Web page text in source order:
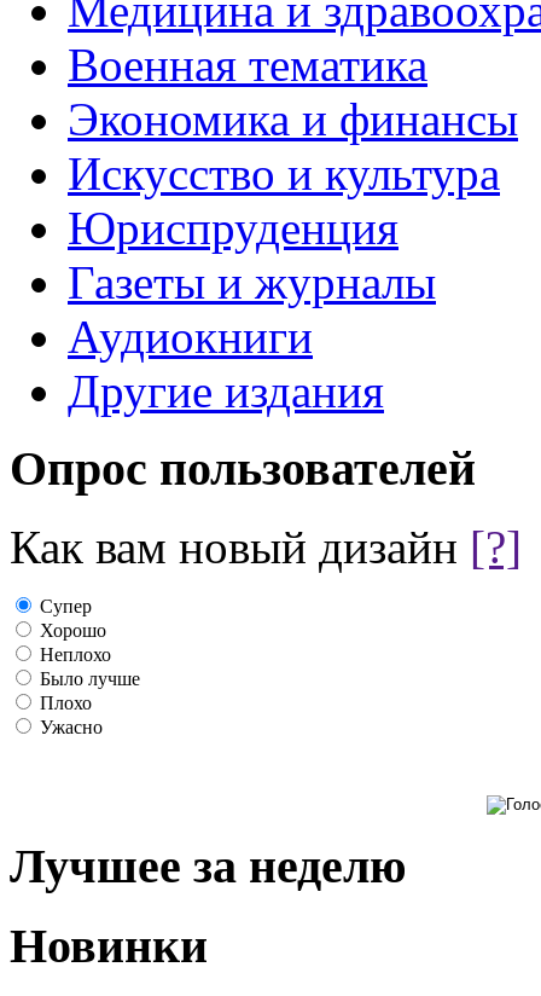
Военная тематика
Экономика и финансы
Искусство и культура
Юриспруденция
Газеты и журналы
Аудиокниги
Другие издания
Опрос пользователей
Как вам новый дизайн [?]
Супер
Хорошо
Неплохо
Было лучше
Плохо
Ужасно
Лучшее за неделю
Новинки